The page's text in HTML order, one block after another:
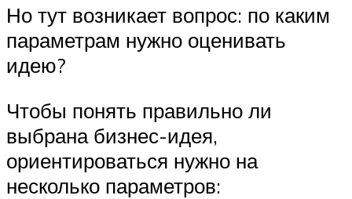
Но тут возникает вопрос: по каким
параметрам нужно оценивать
идею?
Чтобы понять правильно ли
выбрана бизнес-идея,
ориентироваться нужно на
несколько параметров: